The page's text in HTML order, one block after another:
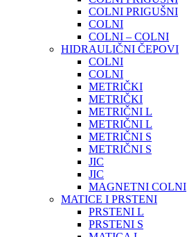
COLNI PRIGUŠNI
COLNI
COLNI – COLNI
HIDRAULIČNI ČEPOVI
COLNI
COLNI
METRIČKI
METRIČKI
METRIČNI L
METRIČNI L
METRIČNI S
METRIČNI S
JIC
JIC
MAGNETNI COLNI
MATICE I PRSTENI
PRSTENI L
PRSTENI S